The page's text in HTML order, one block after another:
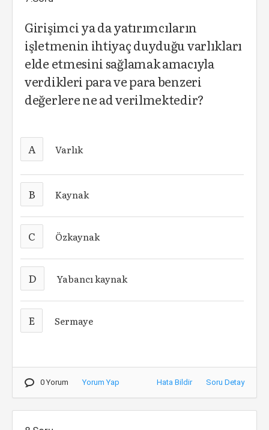
Girişimci ya da yatırımcıların
işletmenin ihtiyaç duyduğu varlıkları
elde etmesini sağlamak amacıyla
verdikleri para ve para benzeri
değerlere ne ad verilmektedir?
A Varlık
B Kaynak
C Özkaynak
D Yabancı kaynak
E Sermaye
0 Yorum Yorum Yap Hata Bildir Soru Detay